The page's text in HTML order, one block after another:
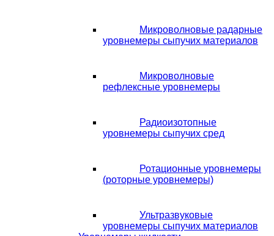
Микроволновые радарные
уровнемеры сыпучих материалов
Микроволновые
рефлексные уровнемеры
Радиоизотопные
уровнемеры сыпучих сред
Ротационные уровнемеры
(роторные уровнемеры)
Ультразвуковые
уровнемеры сыпучих материалов